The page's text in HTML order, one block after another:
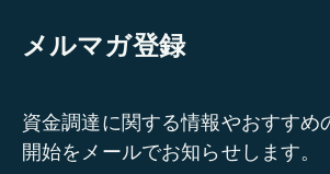
メルマガ登録
資金調達に関する情報やおすすめ
開始をメールでお知らせします。